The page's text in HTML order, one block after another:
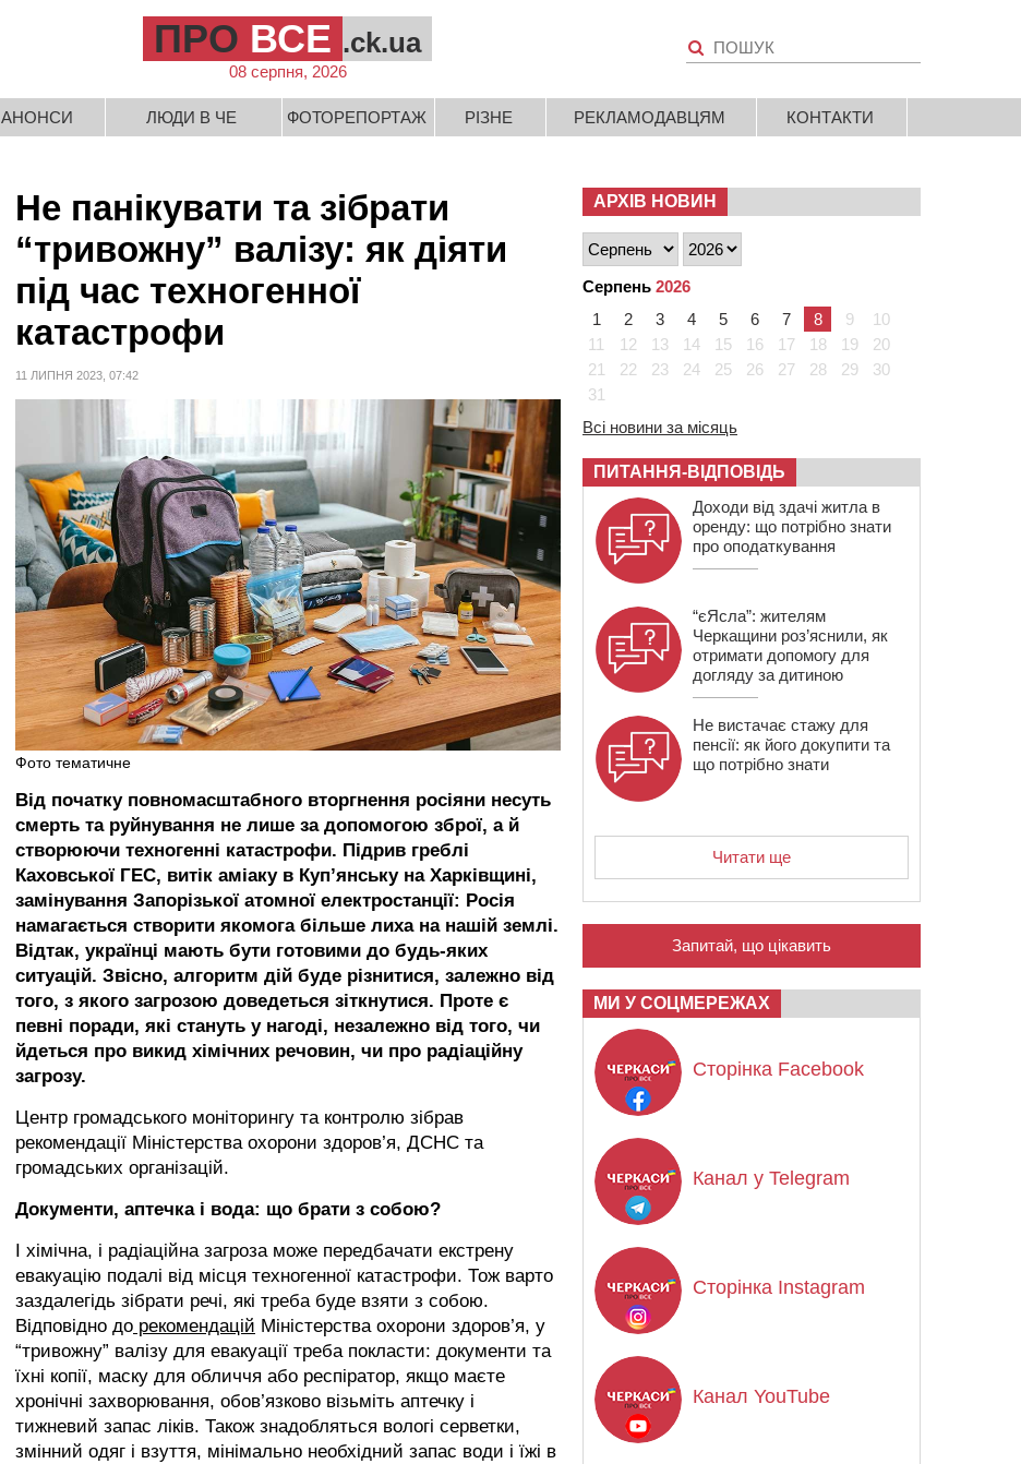
ПРО ВСЕ .ck.ua
08 серпня, 2026
АНОНСИ ЛЮДИ В ЧЕ ФОТОРЕПОРТАЖ РІЗНЕ РЕКЛАМОДАВЦЯМ КОНТАКТИ
Не панікувати та зібрати
“тривожну” валізу: як діяти
під час техногенної
катастрофи
11 ЛИПНЯ 2023, 07:42
Фото тематичне
Від початку повномасштабного вторгнення росіяни несуть
смерть та руйнування не лише за допомогою зброї, а й
створюючи техногенні катастрофи. Підрив греблі
Каховської ГЕС, витік аміаку в Куп’янську на Харківщині,
замінування Запорізької атомної електростанції: Росія
намагається створити якомога більше лиха на нашій землі.
Відтак, українці мають бути готовими до будь-яких
ситуацій. Звісно, алгоритм дій буде різнитися, залежно від
того, з якого загрозою доведеться зіткнутися. Проте є
певні поради, які стануть у нагоді, незалежно від того, чи
йдеться про викид хімічних речовин, чи про радіаційну
загрозу.
Центр громадського моніторингу та контролю зібрав
рекомендації Міністерства охорони здоров’я, ДСНС та
громадських організацій.
Документи, аптечка і вода: що брати з собою?
І хімічна, і радіаційна загроза може передбачати екстрену
евакуацію подалі від місця техногенної катастрофи. Тож варто
заздалегідь зібрати речі, які треба буде взяти з собою.
Відповідно до рекомендацій Міністерства охорони здоров’я, у
“тривожну” валізу для евакуації треба покласти: документи та
їхні копії, маску для обличчя або респіратор, якщо маєте
хронічні захворювання, обов’язково візьміть аптечку і
тижневий запас ліків. Також знадобляться вологі серветки,
змінний одяг і взуття, мінімально необхідний запас води і їжі в
АРХІВ НОВИН
Серпень 2026
1
2 3 4 5 6 7 8 9
10
11
12 13 14 15 16 17 18 19
20
21
22 23 24 25 26 27 28 29
30
31
Всі новини за місяць
ПИТАННЯ-ВІДПОВІДЬ
Доходи від здачі житла в
оренду: що потрібно знати
про оподаткування
“єЯсла”: жителям
Черкащини роз’яснили, як
отримати допомогу для
догляду за дитиною
Не вистачає стажу для
пенсії: як його докупити та
що потрібно знати
Читати ще
Запитай, що цікавить
МИ У СОЦМЕРЕЖАХ
Сторінка Facebook
Канал у Telegram
Сторінка Instagram
Канал YouTube